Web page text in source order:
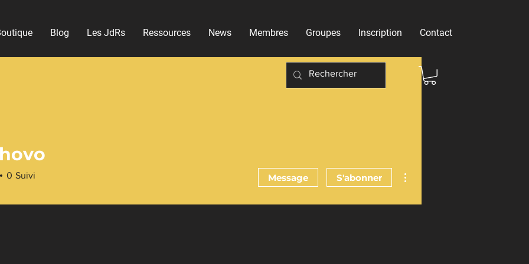
Blog Les JdRs Ressources News Membres Groupes Inscription Contact
0 Suivi Message S'abonner